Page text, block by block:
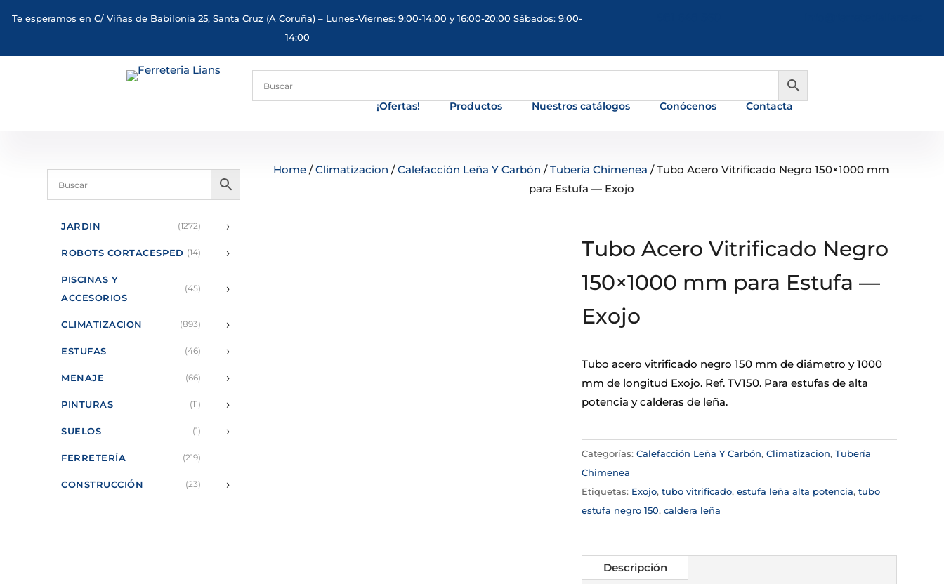
Te esperamos en C/ Viñas de Babilonia 25, Santa Cruz (A Coruña) – Lunes-Viernes: 9:00-14:00 y 16:00-20:00 Sábados: 9:00-
14:00
¡Ofertas! Productos Nuestros catálogos Conócenos Contacta
JARDIN (1272) ›
ROBOTS CORTACESPED (14) ›
PISCINAS Y
ACCESORIOS
(45) ›
CLIMATIZACION (893) ›
ESTUFAS (46) ›
MENAJE (66) ›
PINTURAS (11) ›
SUELOS (1) ›
FERRETERÍA (219)
CONSTRUCCIÓN (23) ›
Home /Climatizacion /Calefacción Leña Y Carbón /Tubería Chimenea / Tubo Acero Vitrificado Negro 150×1000 mm
para Estufa — Exojo
Tubo Acero Vitrificado Negro
150×1000 mm para Estufa —
Exojo
Tubo acero vitrificado negro 150 mm de diámetro y 1000
mm de longitud Exojo. Ref. TV150. Para estufas de alta
potencia y calderas de leña.
Categorías: Calefacción Leña Y Carbón, Climatizacion, Tubería
Chimenea
Etiquetas: Exojo, tubo vitrificado, estufa leña alta potencia, tubo
estufa negro 150, caldera leña
Descripción